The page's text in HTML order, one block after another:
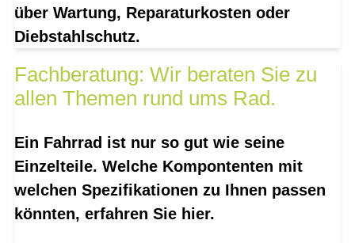
über Wartung, Reparaturkosten oder
Diebstahlschutz.
Fachberatung: Wir beraten Sie zu
allen Themen rund ums Rad.
Ein Fahrrad ist nur so gut wie seine
Einzelteile. Welche Kompontenten mit
welchen Spezifikationen zu Ihnen passen
könnten, erfahren Sie hier.